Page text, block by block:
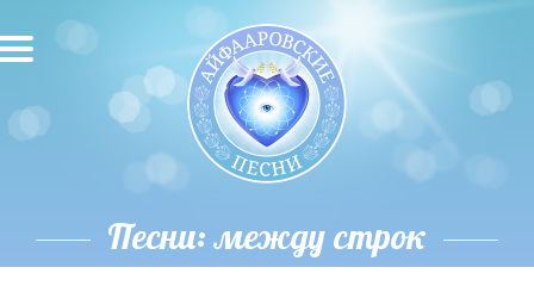
О песнях
ИсполнителиПесни: между строк